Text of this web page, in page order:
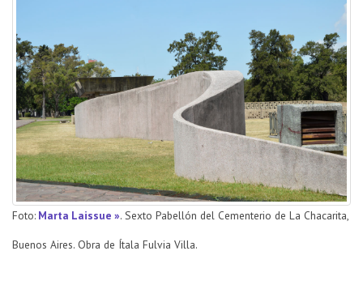
Foto: Marta Laissue ». Sexto Pabellón del Cementerio de La Chacarita,
Buenos Aires. Obra de Ítala Fulvia Villa.